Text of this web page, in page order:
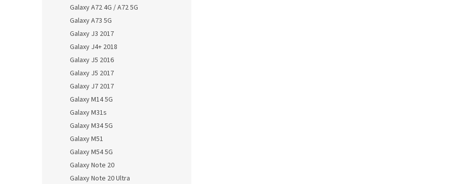
Galaxy A72 4G / A72 5G
Galaxy A73 5G
Galaxy J3 2017
Galaxy J4+ 2018
Galaxy J5 2016
Galaxy J5 2017
Galaxy J7 2017
Galaxy M14 5G
Galaxy M31s
Galaxy M34 5G
Galaxy M51
Galaxy M54 5G
Galaxy Note 20
Galaxy Note 20 Ultra